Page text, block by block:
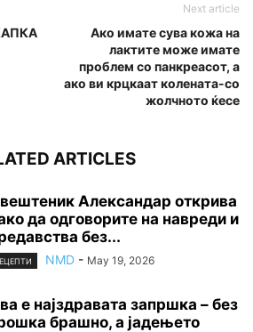
Next article
Ако имате сува кожа на
лактите може имате
проблем со панкреасот, а
ако ви крцкаат колената-со
жолчното ќесе
ARTICLES
Александар открива
да одговорите на навреди и
без...
NMD - May 19, 2026
е најздравата запршка – без
брашно, а јадењето